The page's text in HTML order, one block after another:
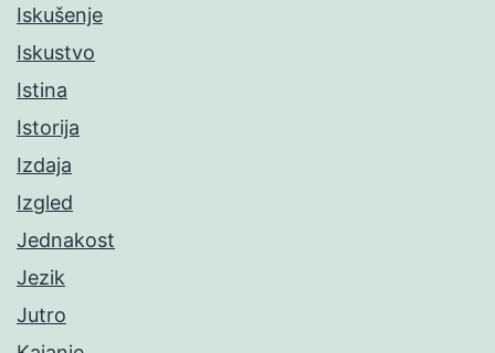
Iskušenje
Iskustvo
Istina
Istorija
Izdaja
Izgled
Jednakost
Jezik
Jutro